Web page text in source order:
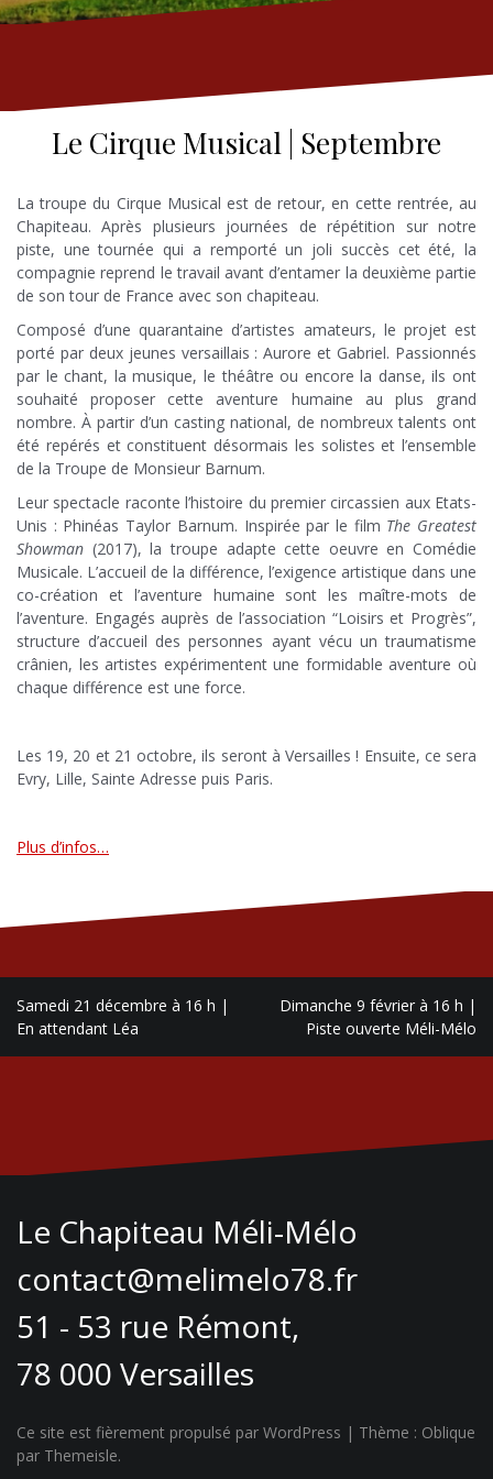
Le Cirque Musical | Septembre
La troupe du Cirque Musical est de retour, en cette rentrée, au
Chapiteau. Après plusieurs journées de répétition sur notre
piste, une tournée qui a remporté un joli succès cet été, la
compagnie reprend le travail avant d’entamer la deuxième partie
de son tour de France avec son chapiteau.
Composé d’une quarantaine d’artistes amateurs, le projet est
porté par deux jeunes versaillais : Aurore et Gabriel. Passionnés
par le chant, la musique, le théâtre ou encore la danse, ils ont
souhaité proposer cette aventure humaine au plus grand
nombre. À partir d’un casting national, de nombreux talents ont
été repérés et constituent désormais les solistes et l’ensemble
de la Troupe de Monsieur Barnum.
Leur spectacle raconte l’histoire du premier circassien aux Etats-
Unis : Phinéas Taylor Barnum. Inspirée par le film The Greatest
Showman (2017), la troupe adapte cette oeuvre en Comédie
Musicale. L’accueil de la différence, l’exigence artistique dans une
co-création et l’aventure humaine sont les maître-mots de
l’aventure. Engagés auprès de l’association “Loisirs et Progrès”,
structure d’accueil des personnes ayant vécu un traumatisme
crânien, les artistes expérimentent une formidable aventure où
chaque différence est une force.
Les 19, 20 et 21 octobre, ils seront à Versailles ! Ensuite, ce sera
Evry, Lille, Sainte Adresse puis Paris.
Plus d’infos…
Navigation
de
l’article
Samedi 21 décembre à 16 h |
En attendant Léa
Dimanche 9 février à 16 h |
Piste ouverte Méli-Mélo
Le Chapiteau Méli-Mélo
contact@melimelo78.fr
51 - 53 rue Rémont,
78 000 Versailles
Ce site est fièrement propulsé par WordPress | Thème : Oblique
par Themeisle.